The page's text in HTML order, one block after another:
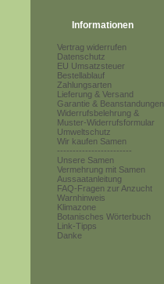
Informationen
Vertrag widerrufen
Datenschutz
EU Umsatzsteuer
Bestellablauf
Zahlungsarten
Lieferung & Versand
Garantie & Beanstandungen
Widerrufsbelehrung &
Muster-Widerrufsformular
Umweltschutz
Wir kaufen Samen
------------------------
Unsere Samen
Vermehrung mit Samen
Aussaatanleitung
FAQ-Fragen zur Anzucht
Warnhinweis
Klimazone
Botanisches Wörterbuch
Link-Tipps
Danke